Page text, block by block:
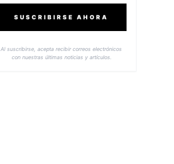
SUSCRIBIRSE AHORA
Al suscribirse, acepta recibir correos electrónicos
con nuestras últimas noticias y artículos.